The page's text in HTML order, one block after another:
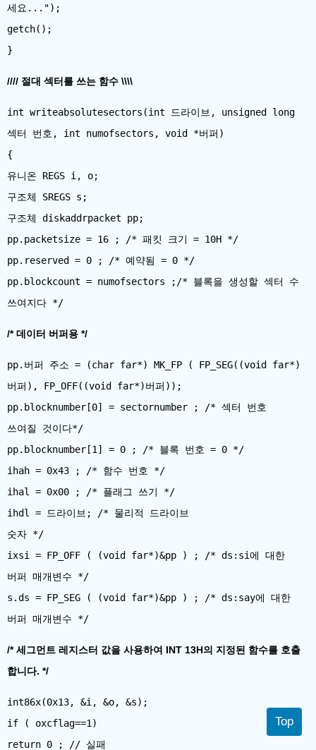
세요...");
getch();
//// 절대 섹터를 쓰는 함수 \\\\
int writeabsolutesectors(int 드라이브, unsigned long
섹터 번호, int numofsectors, void *버퍼)
{
유니온 REGS i, o;
구조체 SREGS s;
구조체 diskaddrpacket pp;
pp.packetsize = 16 ; /* 패킷 크기 = 10H */
pp.reserved = 0 ; /* 예약됨 = 0 */
pp.blockcount = numofsectors ;/* 블록을 생성할 섹터 수
/* 데이터 버퍼용 */
pp.버퍼 주소 = (char far*) MK_FP ( FP_SEG((void far*)
버퍼), FP_OFF((void far*)버퍼));
pp.blocknumber[0] = sectornumber ; /* 섹터 번호
쓰여질 것이다*/
pp.blocknumber[1] = 0 ; /* 블록 번호 = 0 */
ihah = 0x43 ; /* 함수 번호 */
ihal = 0x00 ; /* 플래그 쓰기 */
ihdl = 드라이브; /* 물리적 드라이브
숫자 */
ixsi = FP_OFF ​​( (void far*)&pp ) ; /* ds:si에 대한
버퍼 매개변수 */
s.ds = FP_SEG ( (void far*)&pp ) ; /* ds:say에 대한
/* 세그먼트 레지스터 값을 사용하여 INT 13H의 지정된 함수를 호출
합니다. */
int86x(0x13, &i, &o, &s);
if ( oxcflag==1)
return 0 ; // 실패
Top